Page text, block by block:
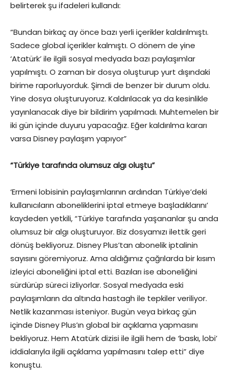
belirterek şu ifadeleri kullandı:
“Bundan birkaç ay önce bazı yerli içerikler kaldırılmıştı.
Sadece global içerikler kalmıştı. O dönem de yine
‘Atatürk’ ile ilgili sosyal medyada bazı paylaşımlar
yapılmıştı. O zaman bir dosya oluşturup yurt dışındaki
birime raporluyorduk. Şimdi de benzer bir durum oldu.
Yine dosya oluşturuyoruz. Kaldırılacak ya da kesinlikle
yayınlanacak diye bir bildirim yapılmadı. Muhtemelen bir
iki gün içinde duyuru yapacağız. Eğer kaldırılma kararı
varsa Disney paylaşım yapıyor”
“Türkiye tarafında olumsuz algı oluştu”
‘Ermeni lobisinin paylaşımlarının ardından Türkiye’deki
kullanıcıların aboneliklerini iptal etmeye başladıklarını’
kaydeden yetkili, “Türkiye tarafında yaşananlar şu anda
olumsuz bir algı oluşturuyor. Biz dosyamızı ilettik geri
dönüş bekliyoruz. Disney Plus’tan abonelik iptalinin
sayısını göremiyoruz. Ama aldığımız çağrılarda bir kısım
izleyici aboneliğini iptal etti. Bazıları ise aboneliğini
sürdürüp süreci izliyorlar. Sosyal medyada eski
paylaşımların da altında hastagh ile tepkiler veriliyor.
Netlik kazanması isteniyor. Bugün veya birkaç gün
içinde Disney Plus’ın global bir açıklama yapmasını
bekliyoruz. Hem Atatürk dizisi ile ilgili hem de ‘baskı, lobi’
iddialarıyla ilgili açıklama yapılmasını talep etti” diye
konuştu.